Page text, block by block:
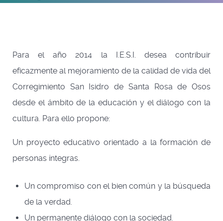
Para el año 2014 la I.E.S.I. desea contribuir
eficazmente al mejoramiento de la calidad de vida del
Corregimiento San Isidro de Santa Rosa de Osos
desde el ámbito de la educación y el diálogo con la
cultura. Para ello propone:
Un proyecto educativo orientado a la formación de
personas íntegras.
Un compromiso con el bien común y la búsqueda
de la verdad.
Un permanente diálogo con la sociedad.